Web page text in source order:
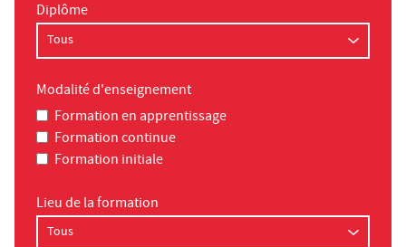
Diplôme
Modalité d'enseignement
Formation en apprentissage
Formation continue
Formation initiale
Lieu de la formation